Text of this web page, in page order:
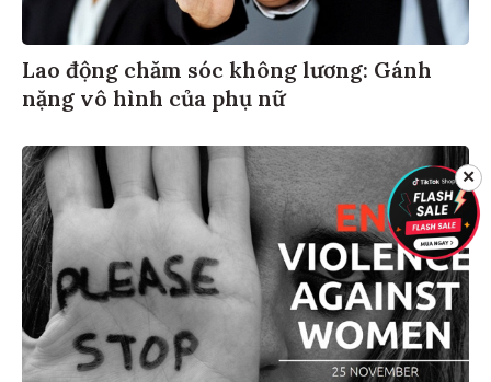
Lao động chăm sóc không lương: Gánh
nặng vô hình của phụ nữ
✕